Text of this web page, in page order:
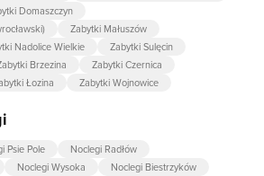
Domaszczyn
Zabytki Małuszów
Nadolice Wielkie
Zabytki Sulęcin
Brzezina
Zabytki Czernica
Łozina Zabytki Wojnowice
Psie Pole
Noclegi Radłów
Noclegi Wysoka
Noclegi Biestrzyków